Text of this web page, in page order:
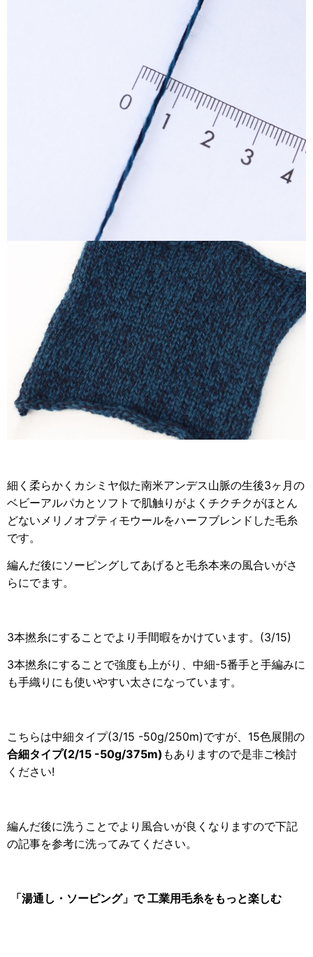
細く柔らかくカシミヤ似た南米アンデス山脈の生後3ヶ月の
ベビーアルパカとソフトで肌触りがよくチクチクがほとん
どないメリノオプティモウールをハーフブレンドした毛糸
です。
編んだ後にソーピングしてあげると毛糸本来の風合いがさ
らにでます。
3本撚糸にすることでより手間暇をかけています。(3/15)
3本撚糸にすることで強度も上がり、中細-5番手と手編みに
も手織りにも使いやすい太さになっています。
こちらは中細タイプ(3/15 -50g/250m)ですが、15色展開の
合細タイプ(2/15 -50g/375m) もありますので是非ご検討
ください!
編んだ後に洗うことでより風合いが良くなりますので下記
の記事を参考に洗ってみてください。
「湯通し・ソーピング」で 工業用毛糸をもっと楽しむ